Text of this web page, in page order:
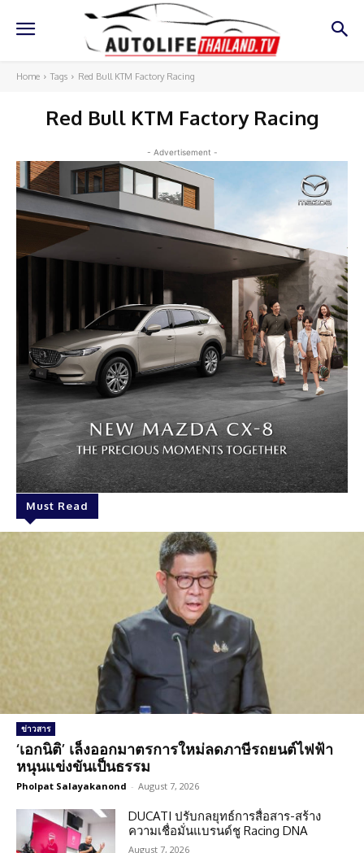
Home Tags Red Bull KTM Factory Racing
Red Bull KTM Factory Racing
- Advertisement -
Must Read
ข่าวสาร
‘เอกนิติ’ เล็งออกมาตรการใหม่ลดภาษีรถยนต์ไฟฟ้า
หนุนแข่งขันเป็นธรรม
Pholpat Salayakanond - August 7, 2026
DUCATI ปรับกลยุทธ์การสื่อสาร-สร้าง
ความเชื่อมั่นแบรนด์ชู Racing DNA
August 7, 2026